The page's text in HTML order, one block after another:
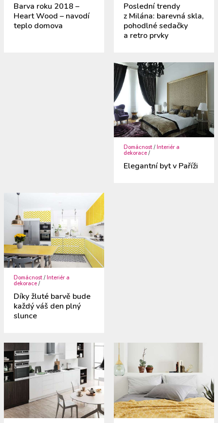
Barva roku 2018 –
Heart Wood – navodí
teplo domova
Poslední trendy
z Milána: barevná skla,
pohodlné sedačky
a retro prvky
Domácnost /Interiér a
dekorace /
Elegantní byt v Paříži
Domácnost /Interiér a
dekorace /
Díky žluté barvě bude
každý váš den plný
slunce